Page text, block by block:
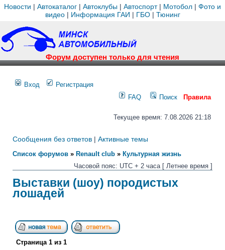
Новости | Автокаталог | Автоклубы | Автоспорт| Мотобол | Фото и
видео| Информация ГАИ | ГБО| Тюнинг
Форум доступен только для чтения
Вход
Регистрация
FAQ
Поиск Правила
Текущее время: 7.08.2026 21:18
Сообщения без ответов | Активные темы
Список форумов » Renault club » Культурная жизнь
Часовой пояс: UTC + 2 часа [ Летнее время ]
Выставки (шоу) породистых
лошадей
Страница 1 из 1